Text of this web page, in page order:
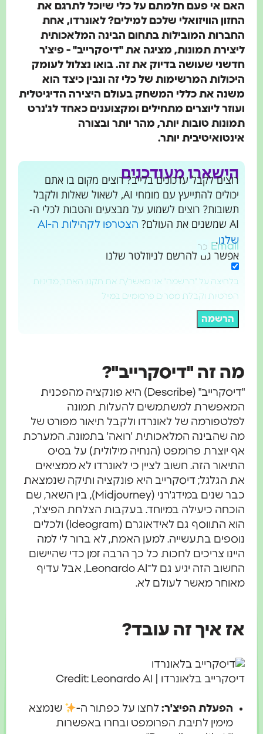
האם אי פעם חלמתם על כלי שיוכל לתרגם את
החזון הוויזואלי שלכם למילים? לאונרדו, אחת
החברות המובילות בתחום הבינה המלאכותית
ליצירת תמונות, מציגה את "דיסקרייב" - פיצ'ר
חדשני שעושה בדיוק את זה. בואו נצלול לעומק
היכולות המרשימות של כלי זה ונבין כיצד הוא
משנה את כללי המשחק בעולם היצירה הדיגיטלית
ועוזר ליוצרים מתחילים ומקצוענים כאחד לג'נרט
תמונות טובות יותר, מהר יותר ובצורה
אינטואיטיבית יותר.
הישארו מעודכנים
רוצים לקבל עדכונים בלייב? רוצים מקום בו אתם
יכולים להתייעץ עם מומחי AI, לשאול שאלות ולקבל
תשובות? רוצים לשמוע על מבצעים והטבות לכלי ה-
הצטרפו לקהילות ה-AI
שלנו.
אפשר גם להרשם לניוזלטר שלנו
Email
בלחיצה על "הרשמה" אני מאשר/ת את תקנון האתר, מדיניות
הפרטיות וקבלת מסרים פרסומיים במייל
הרשמה
מה זה "דיסקרייב"?
"דיסקרייב" (Describe) היא פונקציה מהפכנית
המאפשרת למשתמשים להעלות תמונה
לפלטפורמה של לאונרדו ולקבל תיאור מפורט של
מה שהבינה המלאכותית 'רואה' בתמונה. המערכת
אף יוצרת פרומפט (הנחיה מילולית) על בסיס
התיאור הזה. חשוב לציין כי לאונרדו לא ממציאים
את הגלגל; דיסקרייב היא פונקציה ותיקה שנמצאת
כבר שנים במידג'רני (Midjourney), בין השאר, שם
הוכחה כיעילה במיוחד. בעקבות הצלחת הפיצ'ר,
הוא התווסף גם לאידאוגרם (Ideogram) ולכלים
נוספים בתעשייה. למען האמת, לא ברור לי למה
היינו צריכים לחכות כל כך הרבה זמן כדי שהיישום
החשוב הזה יגיע גם ל־Leonardo AI, אבל עדיף
מאוחר מאשר לעולם לא.
אז איך זה עובד?
דיסקרייב בלאונרדו | Credit: Leonardo AI
הפעלת הפיצ'ר:לחצו על כפתור ה-
שנמצא
מימין לתיבת הפרומפט ובחרו באפשרות